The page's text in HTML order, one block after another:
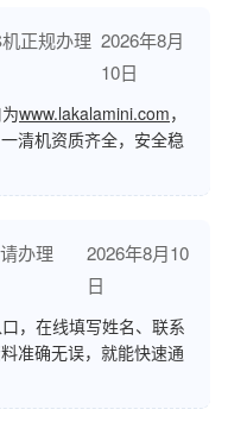
正规办理 2026年8月
10日
www.lakalamini.com，
清机资质齐全，安全稳
办理
2026年8月10
日
，在线填写姓名、联系
准确无误，就能快速通